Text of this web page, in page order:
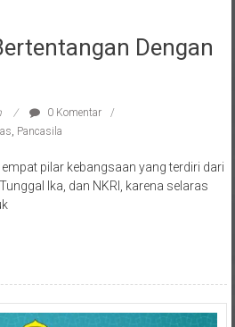
,Pancasila
Ika, dan NKRI, karena selaras